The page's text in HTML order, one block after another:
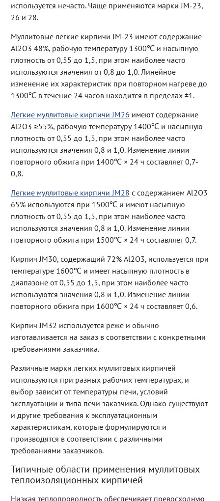
используется нечасто. Чаще применяются марки JM-23,
26 и 28.
Муллитовые легкие кирпичи JM-23 имеют содержание
Al2O3 48%, рабочую температуру 1300℃ и насыпную
плотность от 0,55 до 1,5, при этом наиболее часто
используются значения от 0,8 до 1,0. Линейное
изменение их характеристик при повторном нагреве до
1300℃ в течение 24 часов находится в пределах ±1.
Легкие муллитовые кирпичи JM26 имеют содержание
Al2O3 ≥55%, рабочую температуру 1400℃ и насыпную
плотность от 0,55 до 1,5, при этом наиболее часто
используются значения 0,8 и 1,0. Изменение линии
повторного обжига при 1400℃ × 24 ч составляет 0,7-
0,8.
Легкие муллитовые кирпичи JM28 с содержанием Al2O3
65% используются при 1500℃ и имеют насыпную
плотность от 0,55 до 1,5, при этом наиболее часто
используются значения 0,8 и 1,0. Изменение линии
повторного обжига при 1500℃ × 24 ч составляет 0,7.
Кирпич JM30, содержащий 72% Al2O3, используется при
температуре 1600℃ и имеет насыпную плотность в
диапазоне от 0,55 до 1,5, при этом наиболее часто
используются значения 0,8 и 1,0. Изменение линии
повторного обжига при 1600℃ × 24 ч составляет 0,6.
Кирпич JM32 используется реже и обычно
изготавливается на заказ в соответствии с конкретными
требованиями заказчика.
Различные марки легких муллитовых кирпичей
используются при разных рабочих температурах, и
выбор зависит от температуры печи, условий
эксплуатации и типа печи заказчика. Однако существуют
и другие требования к эксплуатационным
характеристикам, которые формулируются и
производятся в соответствии с различными
требованиями заказчиков.
Типичные области применения муллитовых
теплоизоляционных кирпичей
Низкая теплопроводность обеспечивает превосходную